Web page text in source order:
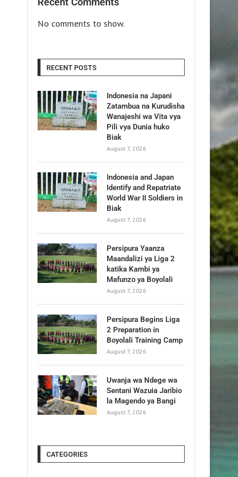
No comments to show.
RECENT POSTS
Indonesia na Japani
Zatambua na Kurudisha
Wanajeshi wa Vita vya
Pili vya Dunia huko
Biak
August 7, 2026
Indonesia and Japan
Identify and Repatriate
World War II Soldiers in
Biak
August 7, 2026
Persipura Yaanza
Maandalizi ya Liga 2
katika Kambi ya
Mafunzo ya Boyolali
August 7, 2026
Persipura Begins Liga
2 Preparation in
Boyolali Training Camp
August 7, 2026
Uwanja wa Ndege wa
Sentani Wazuia Jaribio
la Magendo ya Bangi
August 7, 2026
CATEGORIES